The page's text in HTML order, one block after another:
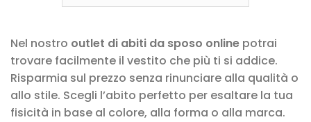
Nel nostro outlet di abiti da sposo online potrai
trovare facilmente il vestito che più ti si addice.
Risparmia sul prezzo senza rinunciare alla qualità o
allo stile. Scegli l’abito perfetto per esaltare la tua
fisicità in base al colore, alla forma o alla marca.